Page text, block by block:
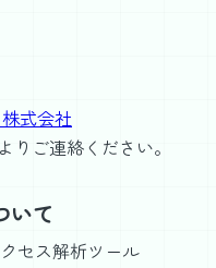
式会社
りご連絡ください。
いて
セス解析ツール